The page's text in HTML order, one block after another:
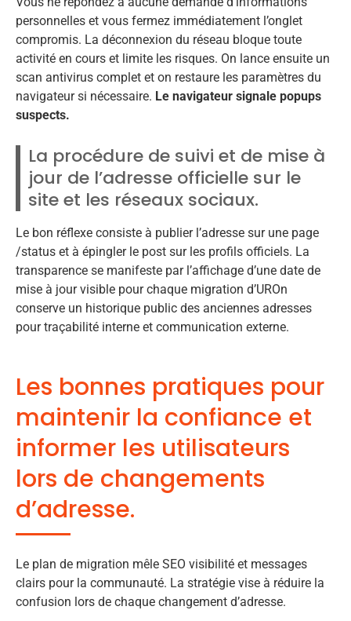
personnelles et vous fermez immédiatement l’onglet
compromis. La déconnexion du réseau bloque toute
activité en cours et limite les risques. On lance ensuite un
scan antivirus complet et on restaure les paramètres du
navigateur si nécessaire. Le navigateur signale popups
suspects.
La procédure de suivi et de mise à
jour de l’adresse officielle sur le
site et les réseaux sociaux.
Le bon réflexe consiste à publier l’adresse sur une page
/status et à épingler le post sur les profils officiels. La
transparence se manifeste par l’affichage d’une date de
mise à jour visible pour chaque migration d’UROn
conserve un historique public des anciennes adresses
pour traçabilité interne et communication externe.
Les bonnes pratiques pour
maintenir la confiance et
informer les utilisateurs
lors de changements
d’adresse.
Le plan de migration mêle SEO visibilité et messages
clairs pour la communauté. La stratégie vise à réduire la
confusion lors de chaque changement d’adresse.